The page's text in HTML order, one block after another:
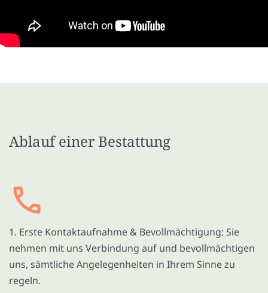
Ablauf einer Bestattung
1. Erste Kontaktaufnahme & Bevollmächtigung: Sie
nehmen mit uns Verbindung auf und bevollmächtigen
uns, sämtliche Angelegenheiten in Ihrem Sinne zu
regeln.